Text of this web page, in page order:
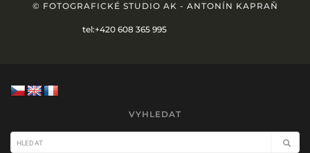
© FOTOGRAFICKÉ STUDIO AK - ANTONÍN KAPRAŇ
tel:+420 608 365 995
VYHLEDAT